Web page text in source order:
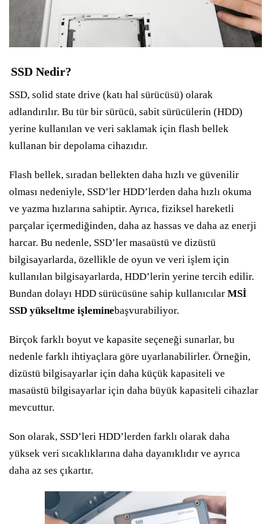
SSD Nedir?
SSD, solid state drive (katı hal sürücüsü) olarak
adlandırılır. Bu tür bir sürücü, sabit sürücülerin (HDD)
yerine kullanılan ve veri saklamak için flash bellek
kullanan bir depolama cihazıdır.
Flash bellek, sıradan bellekten daha hızlı ve güvenilir
olması nedeniyle, SSD’ler HDD’lerden daha hızlı okuma
ve yazma hızlarına sahiptir. Ayrıca, fiziksel hareketli
parçalar içermediğinden, daha az hassas ve daha az enerji
harcar. Bu nedenle, SSD’ler masaüstü ve dizüstü
bilgisayarlarda, özellikle de oyun ve veri işlem için
kullanılan bilgisayarlarda, HDD’lerin yerine tercih edilir.
Bundan dolayı HDD sürücüsüne sahip kullanıcılar MSİ
SSD yükseltme işleminebaşvurabiliyor.
Birçok farklı boyut ve kapasite seçeneği sunarlar, bu
nedenle farklı ihtiyaçlara göre uyarlanabilirler. Örneğin,
dizüstü bilgisayarlar için daha küçük kapasiteli ve
masaüstü bilgisayarlar için daha büyük kapasiteli cihazlar
mevcuttur.
Son olarak, SSD’leri HDD’lerden farklı olarak daha
yüksek veri sıcaklıklarına daha dayanıklıdır ve ayrıca
daha az ses çıkartır.